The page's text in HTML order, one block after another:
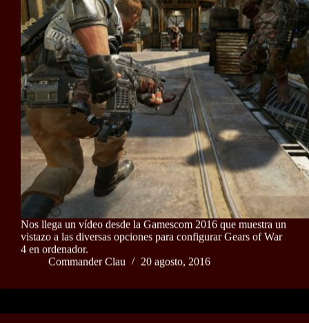
Nos llega un vídeo desde la Gamescom 2016 que muestra un
vistazo a las diversas opciones para configurar Gears of War
4 en ordenador.
Commander Clau
20 agosto, 2016